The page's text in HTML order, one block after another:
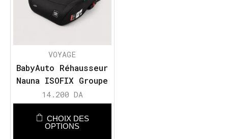
VOYAGE
BabyAuto Réhausseur
Nauna ISOFIX Groupe
3 (22-36kg)
14.200 DA
CHOIX DES
OPTIONS